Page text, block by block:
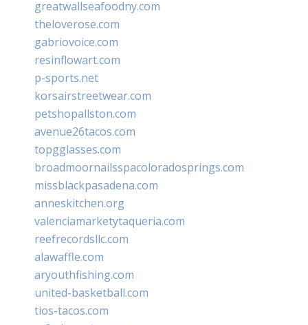
greatwallseafoodny.com
theloverose.com
gabriovoice.com
resinflowart.com
p-sports.net
korsairstreetwear.com
petshopallston.com
avenue26tacos.com
topgglasses.com
broadmoornailsspacoloradosprings.com
missblackpasadena.com
anneskitchen.org
valenciamarketytaqueria.com
reefrecordsllc.com
alawaffle.com
aryouthfishing.com
united-basketball.com
tios-tacos.com